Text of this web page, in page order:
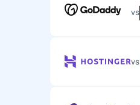
vs
vs